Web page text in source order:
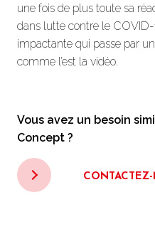
une fois de plus toute sa
dans lutte contre le
impactante qui passe par
comme l’est la vidéo.
Vous avez un besoin
Concept ?